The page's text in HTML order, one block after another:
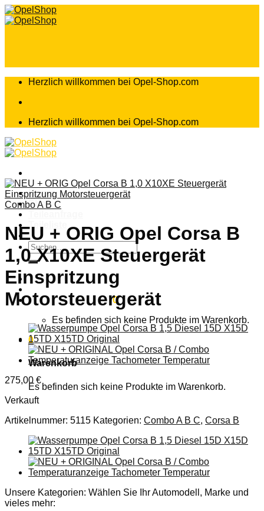
Zum
Inhalt
Herzlich willkommen bei Opel-Shop.com
Herzlich willkommen bei Opel-Shop.com
Home
Shop
Teileliste
Suchen
nach:
Anmelden
Warenkorb /0,00€ 0
Es befinden sich keine Produkte im Warenkorb.
0
Warenkorb
Es befinden sich keine Produkte im Warenkorb.
Combo A B C
NEU + ORIG Opel Corsa B
1,0 X10XE Steuergerät
Einspritzung
Motorsteuergerät
275,00 €
Verkauft
Artikelnummer: 5115 Kategorien: Combo A B C, Corsa B
Unsere Kategorien: Wählen Sie Ihr Automodell, Marke und
vieles mehr: